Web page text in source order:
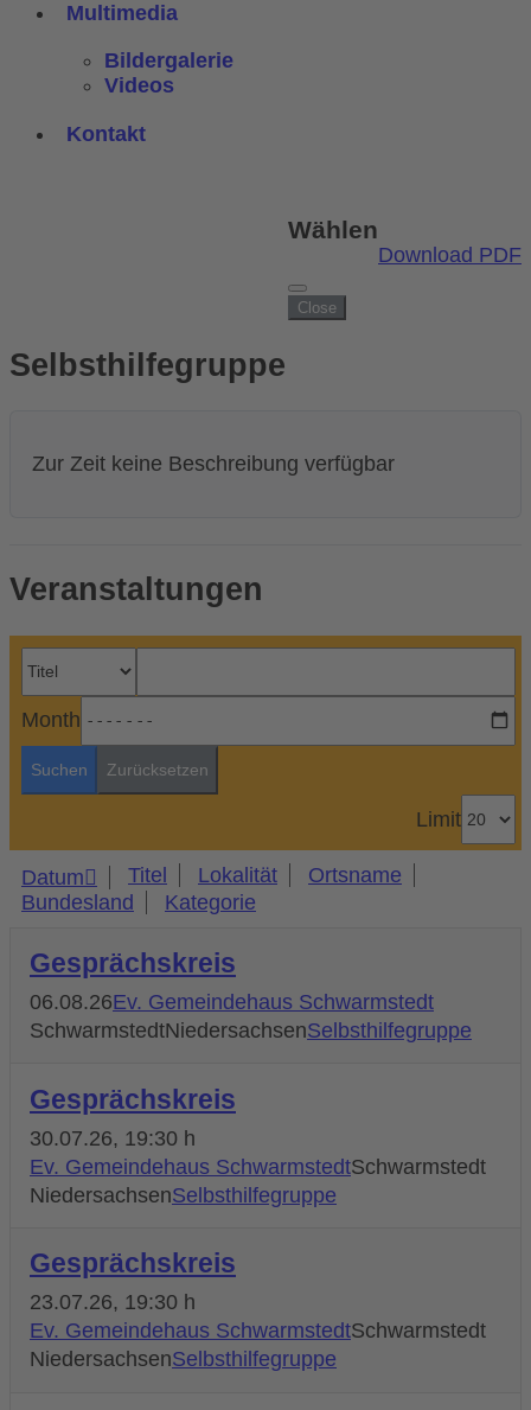
Multimedia
Bildergalerie
Videos
Kontakt
Wählen
Close
Download PDF
Selbsthilfegruppe
Zur Zeit keine Beschreibung verfügbar
Veranstaltungen
Month
Suchen Zurücksetzen
Limit
Datum Titel Lokalität
Ortsname
Bundesland
Kategorie
Gesprächskreis
06.08.26Ev. Gemeindehaus Schwarmstedt
SchwarmstedtNiedersachsenSelbsthilfegruppe
Gesprächskreis
30.07.26, 19:30 h
Ev. Gemeindehaus SchwarmstedtSchwarmstedt
NiedersachsenSelbsthilfegruppe
Gesprächskreis
23.07.26, 19:30 h
Ev. Gemeindehaus SchwarmstedtSchwarmstedt
NiedersachsenSelbsthilfegruppe